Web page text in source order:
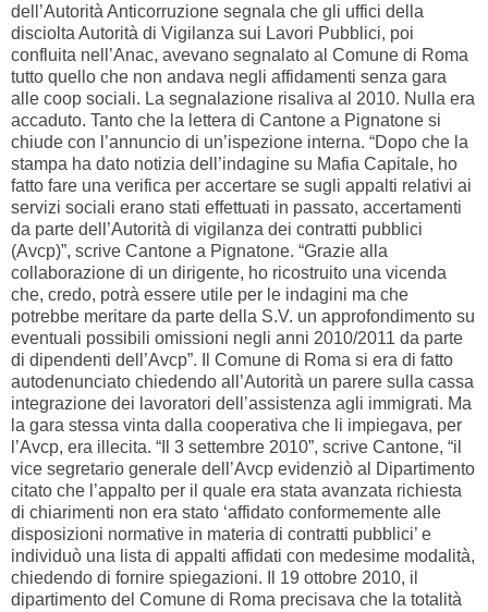
dell’Autorità Anticorruzione segnala che gli uffici della
disciolta Autorità di Vigilanza sui Lavori Pubblici, poi
confluita nell’Anac, avevano segnalato al Comune di Roma
tutto quello che non andava negli affidamenti senza gara
alle coop sociali. La segnalazione risaliva al 2010. Nulla era
accaduto. Tanto che la lettera di Cantone a Pignatone si
chiude con l’annuncio di un’ispezione interna. “Dopo che la
stampa ha dato notizia dell’indagine su Mafia Capitale, ho
fatto fare una verifica per accertare se sugli appalti relativi ai
servizi sociali erano stati effettuati in passato, accertamenti
da parte dell’Autorità di vigilanza dei contratti pubblici
(Avcp)”, scrive Cantone a Pignatone. “Grazie alla
collaborazione di un dirigente, ho ricostruito una vicenda
che, credo, potrà essere utile per le indagini ma che
potrebbe meritare da parte della S.V. un approfondimento su
eventuali possibili omissioni negli anni 2010/2011 da parte
di dipendenti dell’Avcp”. Il Comune di Roma si era di fatto
autodenunciato chiedendo all’Autorità un parere sulla cassa
integrazione dei lavoratori dell’assistenza agli immigrati. Ma
la gara stessa vinta dalla cooperativa che li impiegava, per
l’Avcp, era illecita. “Il 3 settembre 2010”, scrive Cantone, “il
vice segretario generale dell’Avcp evidenziò al Dipartimento
citato che l’appalto per il quale era stata avanzata richiesta
di chiarimenti non era stato ‘affidato conformemente alle
disposizioni normative in materia di contratti pubblici’ e
individuò una lista di appalti affidati con medesime modalità,
chiedendo di fornire spiegazioni. Il 19 ottobre 2010, il
dipartimento del Comune di Roma precisava che la totalità